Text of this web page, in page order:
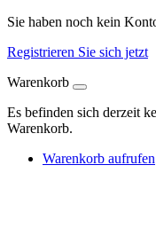
Sie haben noch kein
Registrieren Sie sich jetzt
Warenkorb
Es befinden sich derzeit
Warenkorb.
Warenkorb aufrufen